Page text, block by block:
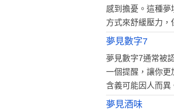
感到擔憂。這種
方式來舒緩壓力，
夢見數字7
夢見數字7通常被
一個提醒，讓你更
含義可能因人而異
夢見酒味